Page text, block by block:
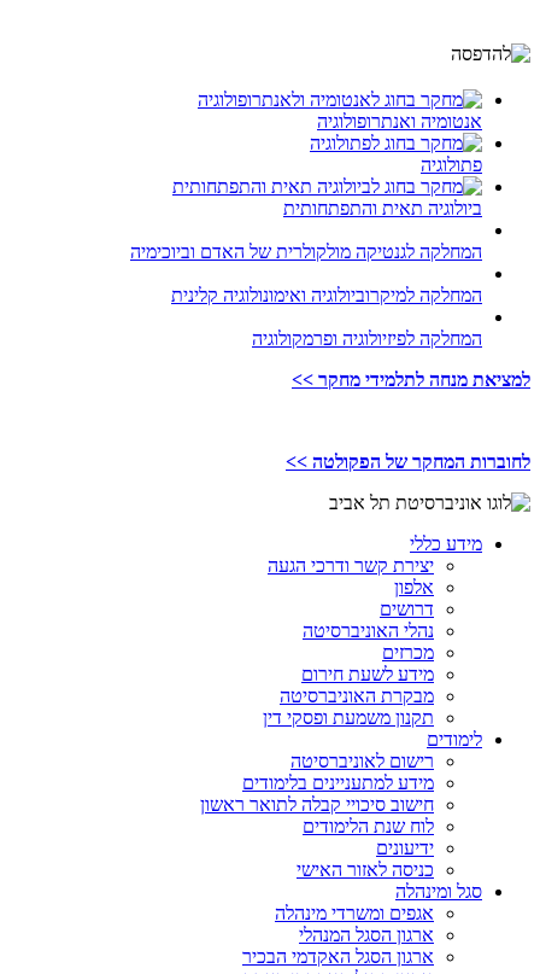
אנטומיה ואנתרופולוגיה
פתולוגיה
ביולוגיה תאית והתפתחותית
המחלקה לגנטיקה מולקולרית של האדם וביוכימיה
המחלקה למיקרוביולוגיה ואימונולוגיה קלינית
המחלקה לפיזיולוגיה ופרמקולוגיה
למציאת מנחה לתלמידי מחקר >>
לחוברות המחקר של הפקולטה >>
מידע כללי
יצירת קשר ודרכי הגעה
אלפון
דרושים
נהלי האוניברסיטה
מכרזים
מידע לשעת חירום
מבקרת האוניברסיטה
תקנון משמעת ופסקי דין
לימודים
רישום לאוניברסיטה
מידע למתעניינים בלימודים
חישוב סיכויי קבלה לתואר ראשון
לוח שנת הלימודים
ידיעונים
כניסה לאזור האישי
סגל ומינהלה
אגפים ומשרדי מינהלה
ארגון הסגל המנהלי
ארגון הסגל האקדמי הבכיר